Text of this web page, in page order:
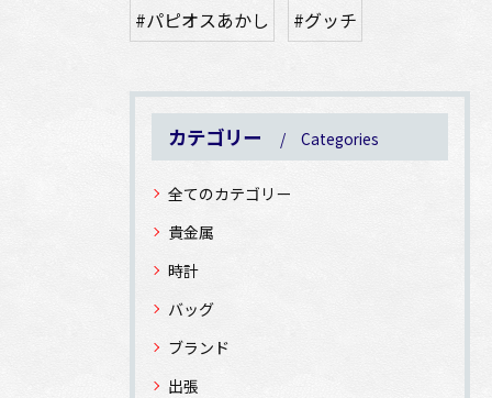
#パピオスあかし
#グッチ
カテゴリー Categories
全てのカテゴリー
貴金属
時計
バッグ
ブランド
出張